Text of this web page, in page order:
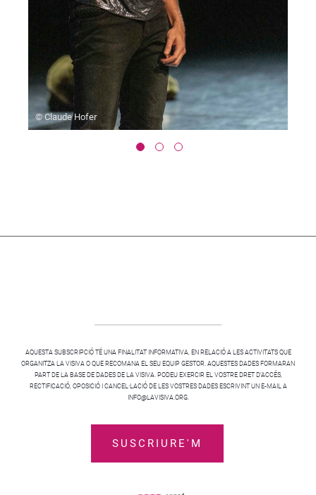
© Claude Hofer
AQUESTA SUBSCRIPCIÓ TÉ UNA FINALITAT INFORMATIVA, EN RELACIÓ A LES ACTIVITATS QUE
ORGANITZA LA VISIVA O QUE RECOMANA EL SEU EQUIP GESTOR. AQUESTES DADES FORMARAN
PART DE LA BASE DE DADES DE LA VISIVA. PODEU EXERCIR EL VOSTRE DRET D’ACCÉS,
RECTIFICACIÓ, OPOSICIÓ I CANCEL·LACIÓ DE LES VOSTRES DADES ESCRIVINT UN E-MAIL A
INFO@LAVISIVA.ORG.